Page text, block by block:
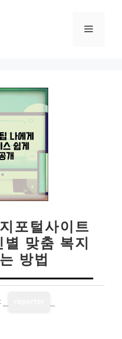
메
포털사이트
맞춤 복지
방법